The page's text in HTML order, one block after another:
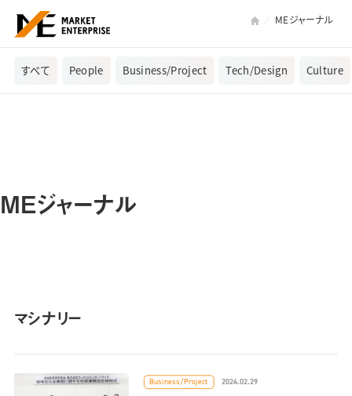
MEジャーナル
すべて People Business/Project Tech/Design Culture
MEジャーナル
マシナリー
Business/Project 2024.02.29